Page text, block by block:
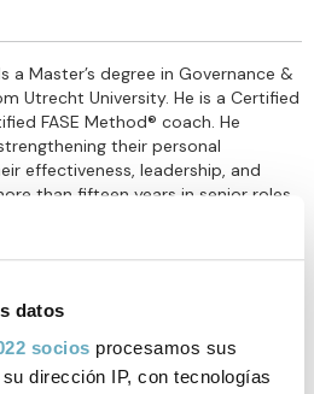
datos
socios procesamos sus
dirección IP, con tecnologías
a Master’s degree in Governance &
Utrecht University. He is a Certified
FASE Method® coach. He
their personal
effectiveness, leadership, and
than fifteen years in senior roles
Berkshire Hathaway, and Nike, he
He currently advises on
in companies such as